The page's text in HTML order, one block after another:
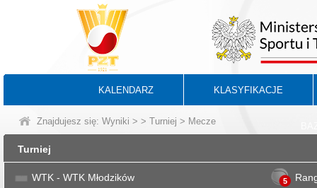
KALENDARZ KLASYFIKACJE
Znajdujesz się: Wyniki > > Turniej > Mecze
Turniej
WTK - WTK Młodzików 5